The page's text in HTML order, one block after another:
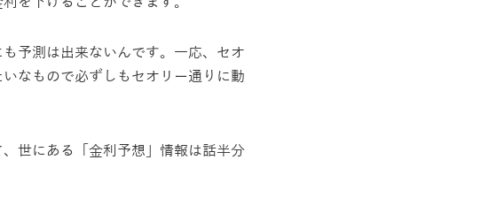
予測は出来ないんです。一応、セオ
なもので必ずしもセオリー通りに動
世にある「金利予想」情報は話半分